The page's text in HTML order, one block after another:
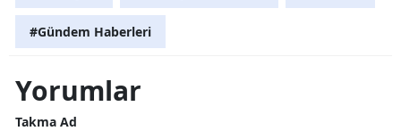
#Gündem Haberleri
Yorumlar
Takma Ad